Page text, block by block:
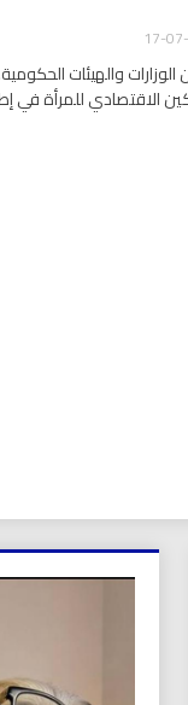
والهيئات
الاقتصادي للمرأة في